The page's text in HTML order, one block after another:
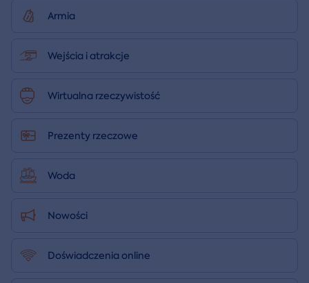
Armia
Wejścia i atrakcje
Wirtualna rzeczywistość
Prezenty rzeczowe
Woda
Nowości
Doświadczenia online